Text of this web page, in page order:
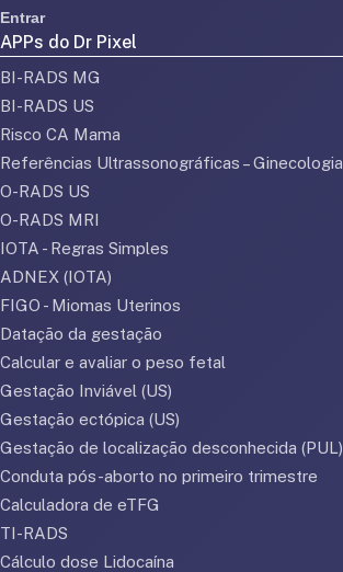
Entrar
APPs do Dr Pixel
BI-RADS MG
BI-RADS US
Risco CA Mama
Referências Ultrassonográficas – Ginecologia
O-RADS US
O-RADS MRI
IOTA - Regras Simples
ADNEX (IOTA)
FIGO - Miomas Uterinos
Datação da gestação
Calcular e avaliar o peso fetal
Gestação Inviável (US)
Gestação ectópica (US)
Gestação de localização desconhecida (PUL)
Conduta pós-aborto no primeiro trimestre
Calculadora de eTFG
TI-RADS
Cálculo dose Lidocaína